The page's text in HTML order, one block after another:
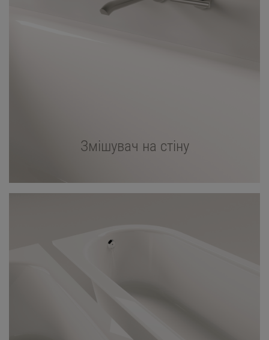
Змішувач на стіну